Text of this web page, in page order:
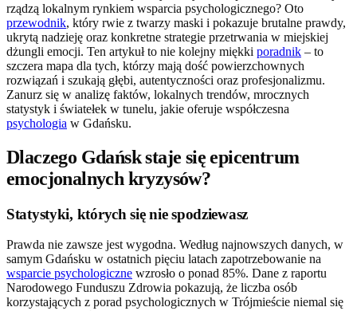
rządzą lokalnym rynkiem wsparcia psychologicznego? Oto
przewodnik, który rwie z twarzy maski i pokazuje brutalne prawdy,
ukrytą nadzieję oraz konkretne strategie przetrwania w miejskiej
dżungli emocji. Ten artykuł to nie kolejny miękki poradnik – to
szczera mapa dla tych, którzy mają dość powierzchownych
rozwiązań i szukają głębi, autentyczności oraz profesjonalizmu.
Zanurz się w analizę faktów, lokalnych trendów, mrocznych
statystyk i światełek w tunelu, jakie oferuje współczesna
psychologia w Gdańsku.
Dlaczego Gdańsk staje się epicentrum
emocjonalnych kryzysów?
Statystyki, których się nie spodziewasz
Prawda nie zawsze jest wygodna. Według najnowszych danych, w
samym Gdańsku w ostatnich pięciu latach zapotrzebowanie na
wsparcie psychologiczne wzrosło o ponad 85%. Dane z raportu
Narodowego Funduszu Zdrowia pokazują, że liczba osób
korzystających z porad psychologicznych w Trójmieście niemal się